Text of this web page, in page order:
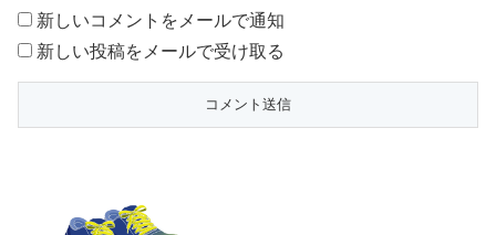
新しいコメントをメールで通知
新しい投稿をメールで受け取る